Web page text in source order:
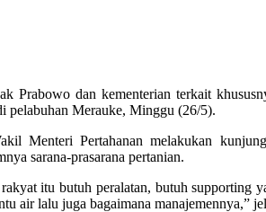
dan kementerian terkait
pelabuhan Merauke, Minggu (26/5).
Menteri Pertahanan melakukan
sarana-prasarana pertanian.
itu butuh peralatan, butuh supporting
air lalu juga bagaimana manajemennya,”